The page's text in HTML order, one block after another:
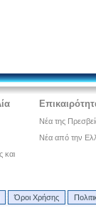
και
Νέα της
Νέα από την
Όροι Χρήσης